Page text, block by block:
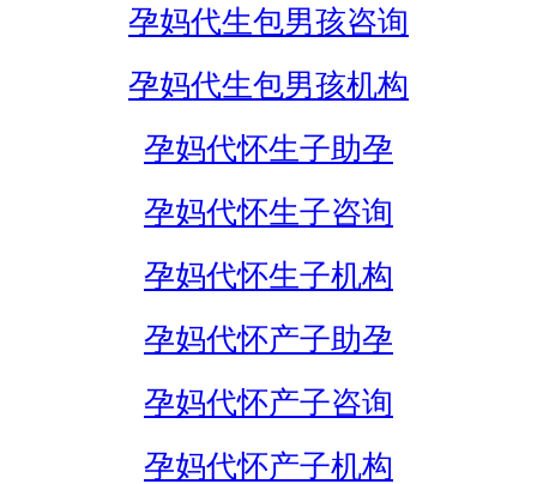
孕妈代生包男孩咨询
孕妈代生包男孩机构
孕妈代怀生子助孕
孕妈代怀生子咨询
孕妈代怀生子机构
孕妈代怀产子助孕
孕妈代怀产子咨询
孕妈代怀产子机构